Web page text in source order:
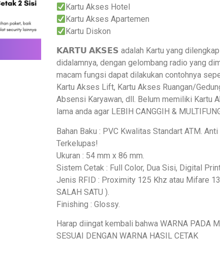
Kartu Akses Hotel
Kartu Akses Apartemen
Kartu Diskon
𝗞𝗔𝗥𝗧𝗨 𝗔𝗞𝗦𝗘𝗦 adalah Kartu yang dilengkapi
didalamnya, dengan gelombang radio yang
macam fungsi dapat dilakukan contohnya
Kartu Akses Lift, Kartu Akses Ruangan/
Absensi Karyawan, dll. Belum memiliki Kartu
lama anda agar LEBIH CANGGIH &
Bahan Baku : PVC Kwalitas Standart ATM.
Terkelupas!
Ukuran : 54 mm x 86 mm.
Sistem Cetak : Full Color, Dua Sisi, Digital
Jenis RFID : Proximity 125 Khz atau Mifare
SALAH SATU ).
Finishing : Glossy.
Harap diingat kembali bahwa WARNA PADA
SESUAI DENGAN WARNA HASIL CETAK